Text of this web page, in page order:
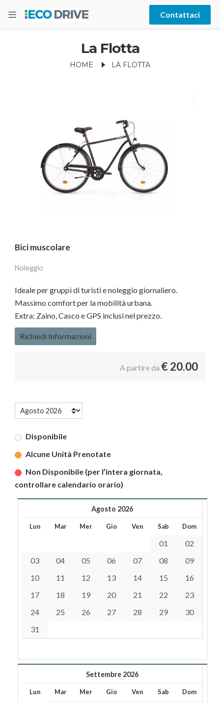
Contattaci
La Flotta
HOME LA FLOTTA
Bici muscolare
Noleggio
Ideale per gruppi di turisti e noleggio giornaliero.
Massimo comfort per la mobilità urbana.
Extra: Zaino, Casco e GPS inclusi nel prezzo.
Richiedi Informazioni
A partire da €20.00
Disponibile
Alcune Unità Prenotate
Non Disponibile (per l’intera giornata,
controllare calendario orario)
Agosto 2026
Lun Mar Mer Gio Ven Sab Dom
01
02
03
04 05 06 07 08
09
10
11 12 13 14 15
16
17
18 19 20 21 22
23
24
25 26 27 28 29
30
31
Settembre 2026
Lun Mar Mer Gio Ven Sab Dom